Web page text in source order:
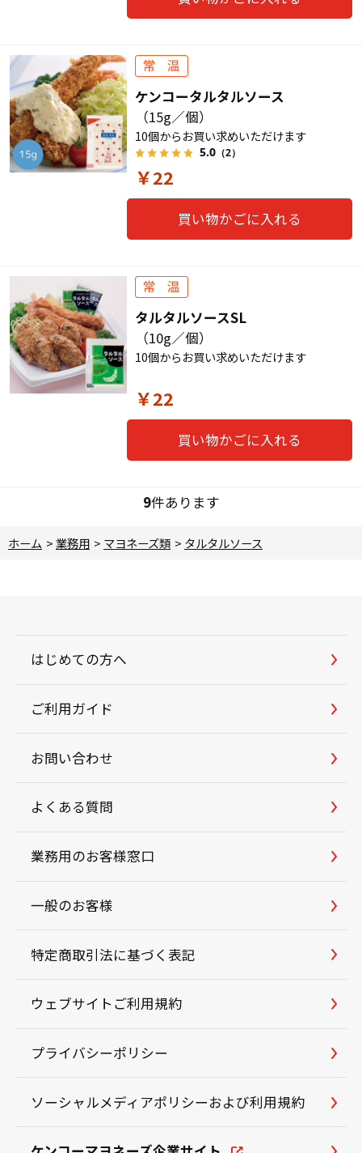
ケンコータルタルソース
（15g／個）
10個からお買い求めいただけます
5.0（2）
￥22
買い物かごに入れる
タルタルソースSL
（10g／個）
10個からお買い求めいただけます
￥22
買い物かごに入れる
9件あります
ホーム >業務用 > マヨネーズ類 > タルタルソース
はじめての方へ
ご利用ガイド
お問い合わせ
よくある質問
業務用のお客様窓口
一般のお客様
特定商取引法に基づく表記
ウェブサイトご利用規約
プライバシーポリシー
ソーシャルメディアポリシーおよび利用規約